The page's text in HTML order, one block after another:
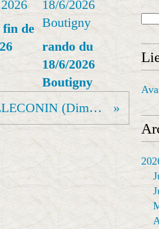
fin de
rando du
18/6/2026
Boutigny
VILLECONIN (Dimanche.journée)